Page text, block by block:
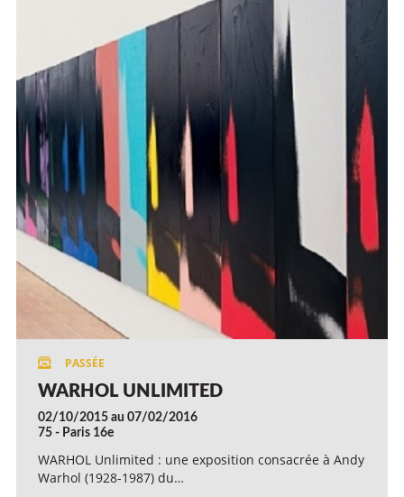
WARHOL UNLIMITED
02/10/2015 au 07/02/2016
75 - Paris 16e
WARHOL Unlimited : une exposition consacrée à Andy
Warhol (1928-1987) du…